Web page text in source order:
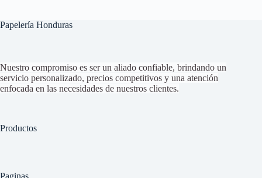
Papelería Honduras
Nuestro compromiso es ser un aliado confiable, brindando un
servicio personalizado, precios competitivos y una atención
enfocada en las necesidades de nuestros clientes.
Productos